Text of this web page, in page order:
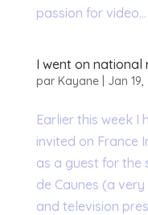
passion for video...
I went on national
par Kayane| Jan
Earlier this week
invited on France
as a guest for the
de Caunes (a
and television